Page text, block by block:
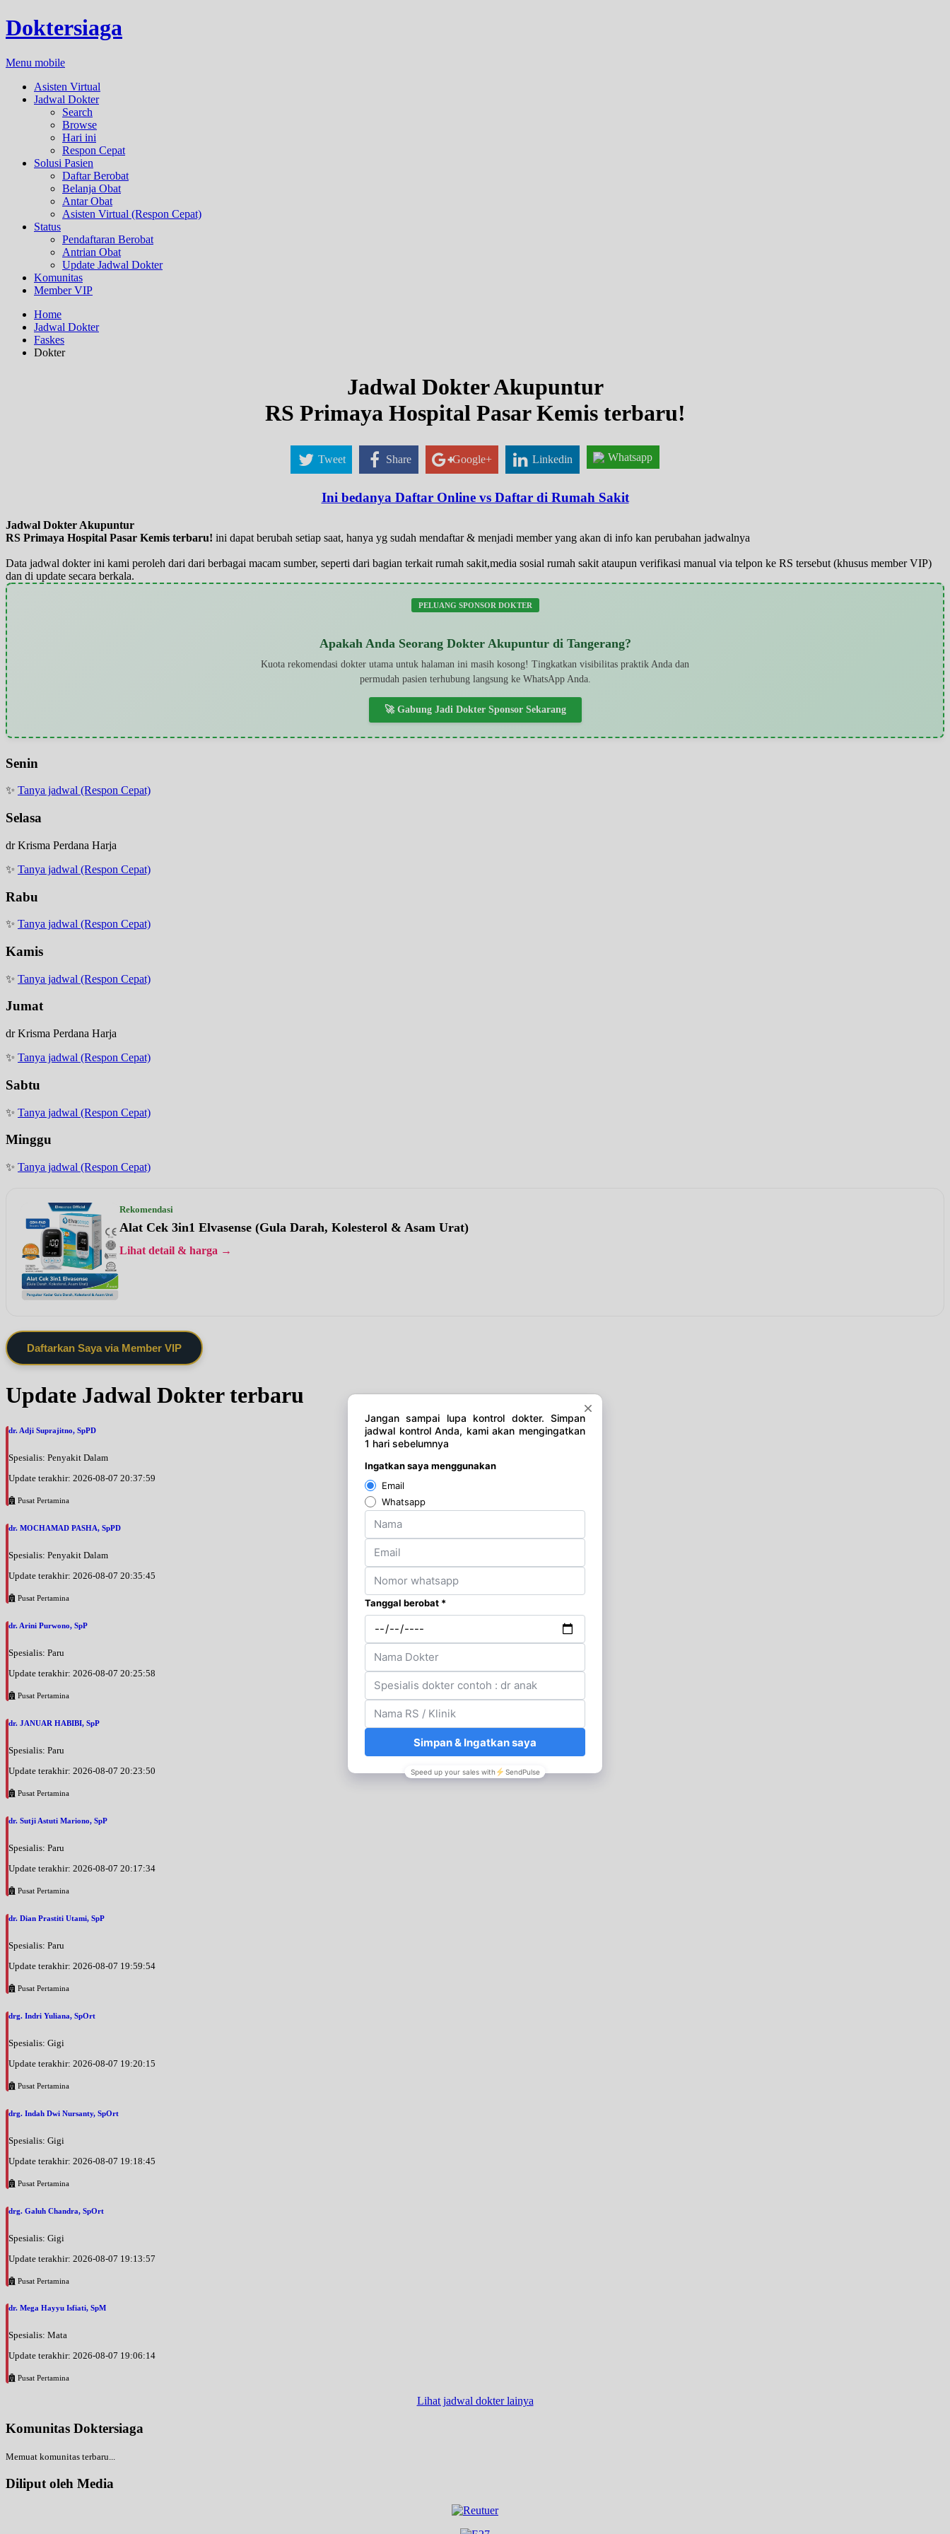
Doktersiaga
Menu mobile
Asisten Virtual
Jadwal Dokter
Search
Browse
Hari ini
Respon Cepat
Solusi Pasien
Daftar Berobat
Belanja Obat
Antar Obat
Asisten Virtual (Respon Cepat)
Status
Pendaftaran Berobat
Antrian Obat
Update Jadwal Dokter
Komunitas
Member VIP
Home
Jadwal Dokter
Faskes
Dokter
Jadwal Dokter Akupuntur
RS Primaya Hospital Pasar Kemis terbaru!
Tweet Share Google+ Linkedin Whatsapp
Ini bedanya Daftar Online vs Daftar di Rumah Sakit
Jadwal Dokter Akupuntur
RS Primaya Hospital Pasar Kemis terbaru! ini dapat berubah setiap saat, hanya yg sudah mendaftar & menjadi member yang akan di info kan perubahan jadwalnya
Data jadwal dokter ini kami peroleh dari dari berbagai macam sumber, seperti dari bagian terkait rumah sakit,media sosial rumah sakit ataupun verifikasi manual via telpon ke RS tersebut (khusus member VIP)
dan di update secara berkala.
PELUANG SPONSOR DOKTER
Apakah Anda Seorang Dokter Akupuntur di Tangerang?
Kuota rekomendasi dokter utama untuk halaman ini masih kosong! Tingkatkan visibilitas praktik Anda dan
permudah pasien terhubung langsung ke WhatsApp Anda.
🚀 Gabung Jadi Dokter Sponsor Sekarang
Senin
✨ Tanya jadwal (Respon Cepat)
Selasa
dr Krisma Perdana Harja
✨ Tanya jadwal (Respon Cepat)
Rabu
✨ Tanya jadwal (Respon Cepat)
Kamis
✨ Tanya jadwal (Respon Cepat)
Jumat
dr Krisma Perdana Harja
✨ Tanya jadwal (Respon Cepat)
Sabtu
✨ Tanya jadwal (Respon Cepat)
Minggu
✨ Tanya jadwal (Respon Cepat)
Rekomendasi
Alat Cek 3in1 Elvasense (Gula Darah, Kolesterol & Asam Urat)
Lihat detail & harga →
Daftarkan Saya via Member VIP
Update Jadwal Dokter terbaru
dr. Adji Suprajitno, SpPD
Spesialis: Penyakit Dalam
Update terakhir: 2026-08-07 20:37:59
Pusat Pertamina
dr. MOCHAMAD PASHA, SpPD
Spesialis: Penyakit Dalam
Update terakhir: 2026-08-07 20:35:45
Pusat Pertamina
dr. Arini Purwono, SpP
Spesialis: Paru
Update terakhir: 2026-08-07 20:25:58
Pusat Pertamina
dr. JANUAR HABIBI, SpP
Spesialis: Paru
Update terakhir: 2026-08-07 20:23:50
Pusat Pertamina
dr. Sutji Astuti Mariono, SpP
Spesialis: Paru
Update terakhir: 2026-08-07 20:17:34
Pusat Pertamina
dr. Dian Prastiti Utami, SpP
Spesialis: Paru
Update terakhir: 2026-08-07 19:59:54
Pusat Pertamina
drg. Indri Yuliana, SpOrt
Spesialis: Gigi
Update terakhir: 2026-08-07 19:20:15
Pusat Pertamina
drg. Indah Dwi Nursanty, SpOrt
Spesialis: Gigi
Update terakhir: 2026-08-07 19:18:45
Pusat Pertamina
drg. Galuh Chandra, SpOrt
Spesialis: Gigi
Update terakhir: 2026-08-07 19:13:57
Pusat Pertamina
dr. Mega Hayyu Isfiati, SpM
Spesialis: Mata
Update terakhir: 2026-08-07 19:06:14
Pusat Pertamina
Lihat jadwal dokter lainya
Komunitas Doktersiaga
Memuat komunitas terbaru...
Diliput oleh Media